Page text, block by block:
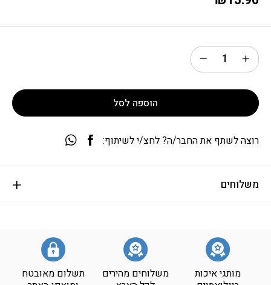
הוספה לסל
משלוחים
מותגי איכות
משלוחים מהירים
תשלום מאובטח
רוצה לשתף את החבר/ה? לחצ/י לשיתוף: